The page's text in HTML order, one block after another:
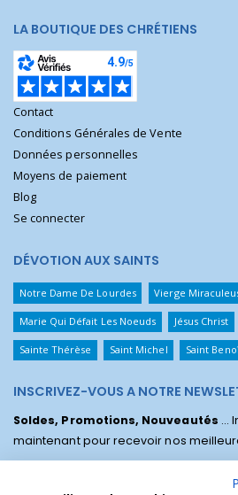
LA BOUTIQUE DES CHRÉTIENS
Contact
Conditions Générales de Vente
Données personnelles
Moyens de paiement
Blog
Se connecter
DÉVOTION AUX SAINTS
Notre Dame De Lourdes Vierge
Marie Qui Défait Les Noeuds Jésus Christ
Sainte Thérèse Saint Michel Saint
INSCRIVEZ-VOUS A NOTRE
Soldes, Promotions, Nouveautés ...
maintenant pour recevoir nos